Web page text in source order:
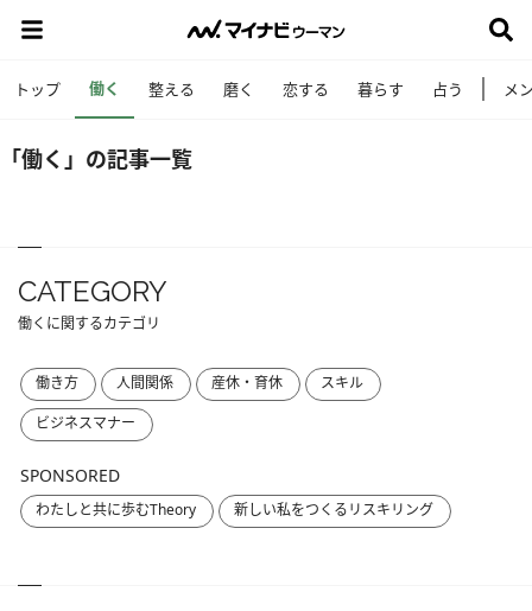
トップ 働く 整える 磨く 恋する 暮らす 占う メ
「働く」の記事一覧
CATEGORY
働くに関するカテゴリ
働き方 人間関係 産休・育休
スキル
ビジネスマナー
SPONSORED
わたしと共に歩むTheory 新しい私をつくるリスキリング